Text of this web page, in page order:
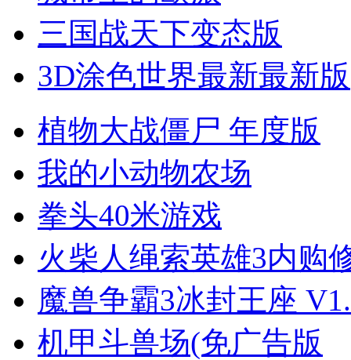
三国战天下变态版
3D涂色世界最新最新版
植物大战僵尸 年度版
我的小动物农场
拳头40米游戏
火柴人绳索英雄3内购
魔兽争霸3冰封王座
机甲斗兽场(免广告版